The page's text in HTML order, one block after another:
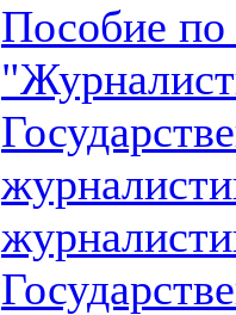
Пособие по